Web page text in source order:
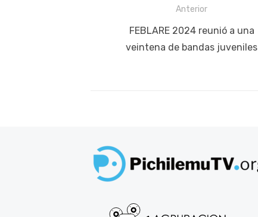
Navegación
entradas
Anterior
Publicación
anterior:
FEBLARE 2024 reunió a una
veintena de bandas juveniles